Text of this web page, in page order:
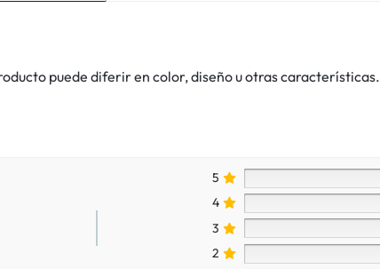
puede diferir en color, diseño u otras características.
5
4
3
2